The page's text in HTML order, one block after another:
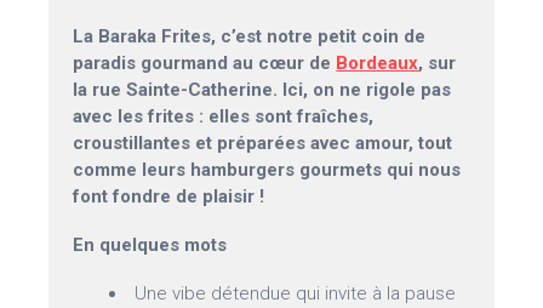
La Baraka Frites, c’est notre petit coin de
paradis gourmand au cœur de Bordeaux, sur
la rue Sainte-Catherine. Ici, on ne rigole pas
avec les frites : elles sont fraîches,
croustillantes et préparées avec amour, tout
comme leurs hamburgers gourmets qui nous
font fondre de plaisir !
En quelques mots
Une vibe détendue qui invite à la pause